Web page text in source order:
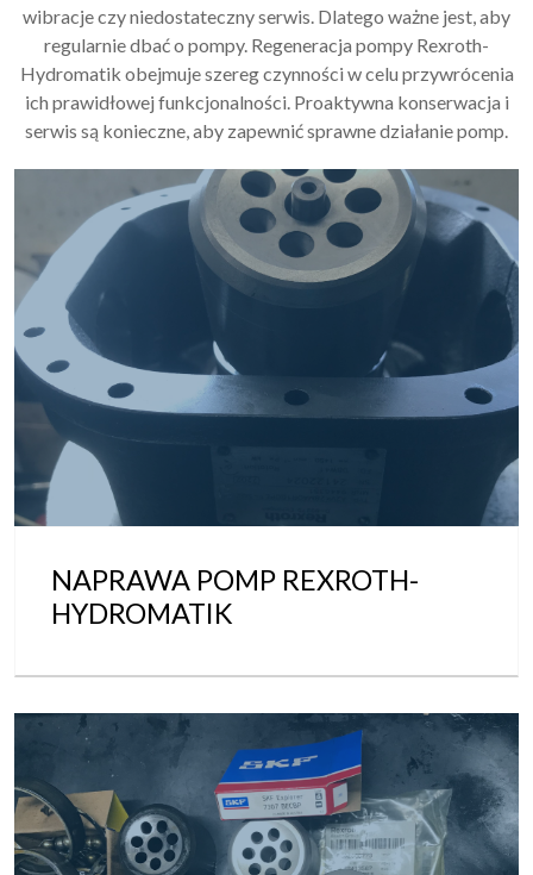
wibracje czy niedostateczny serwis. Dlatego ważne jest, aby
regularnie dbać o pompy. Regeneracja pompy Rexroth-
Hydromatik obejmuje szereg czynności w celu przywrócenia
ich prawidłowej funkcjonalności. Proaktywna konserwacja i
serwis są konieczne, aby zapewnić sprawne działanie pomp.
NAPRAWA POMP REXROTH-
HYDROMATIK